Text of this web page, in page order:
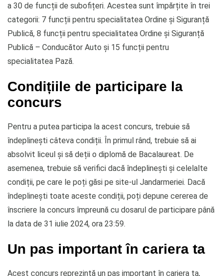
a 30 de funcții de subofițeri. Acestea sunt împărțite în trei
categorii: 7 funcții pentru specialitatea Ordine și Siguranță
Publică, 8 funcții pentru specialitatea Ordine și Siguranță
Publică – Conducător Auto și 15 funcții pentru
specialitatea Pază.
Condițiile de participare la
concurs
Pentru a putea participa la acest concurs, trebuie să
îndeplinești câteva condiții. În primul rând, trebuie să ai
absolvit liceul și să deții o diplomă de Bacalaureat. De
asemenea, trebuie să verifici dacă îndeplinești și celelalte
condiții, pe care le poți găsi pe site-ul Jandarmeriei. Dacă
îndeplinești toate aceste condiții, poți depune cererea de
înscriere la concurs împreună cu dosarul de participare până
la data de 31 iulie 2024, ora 23:59.
Un pas important în cariera ta
Acest concurs reprezintă un pas important în cariera ta,